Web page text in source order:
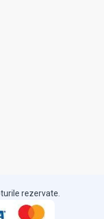
rezervate.